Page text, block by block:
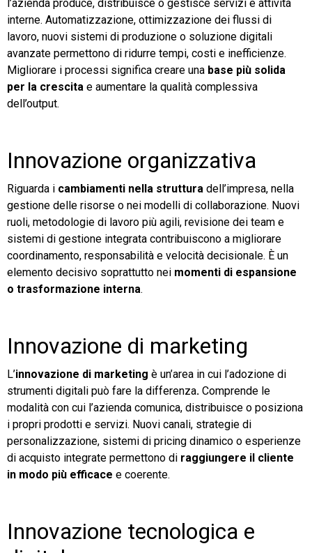
l’azienda produce, distribuisce o gestisce servizi e attività
interne. Automatizzazione, ottimizzazione dei flussi di
lavoro, nuovi sistemi di produzione o soluzione digitali
avanzate permettono di ridurre tempi, costi e inefficienze.
Migliorare i processi significa creare una base più solida
per la crescita e aumentare la qualità complessiva
dell’output.
Innovazione organizzativa
Riguarda i cambiamenti nella struttura dell’impresa, nella
gestione delle risorse o nei modelli di collaborazione. Nuovi
ruoli, metodologie di lavoro più agili, revisione dei team e
sistemi di gestione integrata contribuiscono a migliorare
coordinamento, responsabilità e velocità decisionale. È un
elemento decisivo soprattutto nei momenti di espansione
o trasformazione interna.
Innovazione di marketing
L’innovazione di marketing è un’area in cui l’adozione di
strumenti digitali può fare la differenza. Comprende le
modalità con cui l’azienda comunica, distribuisce o posiziona
i propri prodotti e servizi. Nuovi canali, strategie di
personalizzazione, sistemi di pricing dinamico o esperienze
di acquisto integrate permettono di raggiungere il cliente
in modo più efficace e coerente.
Innovazione tecnologica e